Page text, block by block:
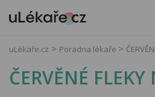
uLékaře.cz Poradna lékaře
ČERVĚNÉ